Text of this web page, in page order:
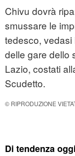
Chivu dovrà
smussare le
tedesco, vedasi
delle gare dello
Lazio, costati
Scudetto.
© RIPRODUZIONE
Di tendenza oggi